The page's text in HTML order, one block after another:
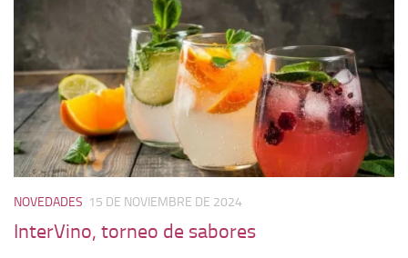
NOVEDADES 15 DE NOVIEMBRE DE 2024
InterVino, torneo de sabores